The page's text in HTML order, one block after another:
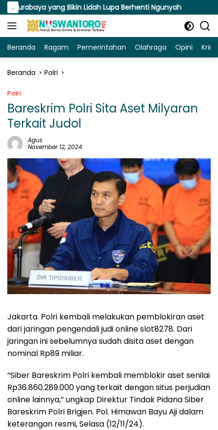
Langsung
ke
konten
.
yang Bikin Lidah Lupa Berhenti Ngunyah Susuri
Beranda Ragam Pemerintahan Olahraga Opini
Beranda Polri
Polri
Bareskrim Polri Sita Aset Milyaran
Terkait Judol
Agus
November 12, 2024
Jakarta. Polri kembali melakukan pemblokiran aset
dari jaringan pengendali judi online slot8278. Dari
jaringan ini sebelumnya sudah disita aset dengan
nominal Rp89 miliar.
“Siber Bareskrim Polri kembali memblokir aset senilai
Rp36.860.289.000 yang terkait dengan situs perjudian
online lainnya,” ungkap Direktur Tindak Pidana Siber
Bareskrim Polri Brigjen. Pol. Himawan Bayu Aji dalam
keterangan resmi, Selasa (12/11/24).